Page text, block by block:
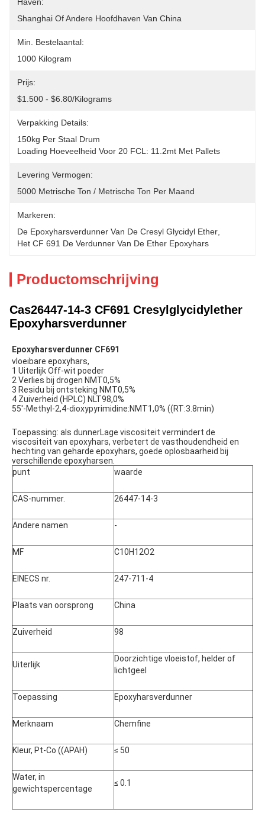
Shanghai Of Andere Hoofdhaven Van China
Min. Bestelaantal:
1000 Kilogram
Prijs:
$1.500 - $6.80/Kilograms
Verpakking Details:
150kg Per Staal Drum
Loading Hoeveelheid Voor 20 FCL: 11.2mt Met Pallets
Levering Vermogen:
5000 Metrische Ton / Metrische Ton Per Maand
Markeren:
De Epoxyharsverdunner Van De Cresyl Glycidyl Ether
Het CF 691 De Verdunner Van De Ether Epoxyhars
Productomschrijving
Cas26447-14-3 CF691 Cresylglycidylether
Epoxyharsverdunner
Epoxyharsverdunner CF691
vloeibare epoxyhars,
1 Uiterlijk Off-wit poeder
2 Verlies bij drogen NMT0,5%
3 Residu bij ontsteking NMT0,5%
4 Zuiverheid (HPLC) NLT98,0%
55'-Methyl-2,4-dioxypyrimidine:NMT1,0% ((RT:3.8min)
Toepassing: als dunnerLage viscositeit vermindert de
viscositeit van epoxyhars, verbetert de vasthoudendheid en
hechting van geharde epoxyhars, goede oplosbaarheid bij
verschillende epoxyharsen.
punt
waarde
CAS-nummer. 26447-14-3
Andere namen -
MF C10H12O2
EINECS nr. 247-711-4
Plaats van oorsprong China
Zuiverheid 98
Uiterlijk
Doorzichtige vloeistof, helder of
lichtgeel
Toepassing Epoxyharsverdunner
Merknaam Chemfine
Kleur, Pt-Co ((APAH) ≤ 50
Water, in
gewichtspercentage
≤ 0.1